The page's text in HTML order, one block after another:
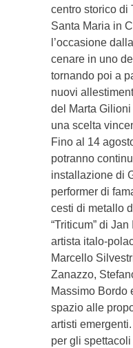
centro storico di
Santa Maria in
l’occasione
cenare in uno
tornando poi a
nuovi
del Marta
una scelta
Fino al 14
potranno
installazione di
performer di
cesti di metallo
“Triticum” di
artista italo-
Marcello
Zanazzo,
Massimo Bordo
spazio alle
artisti
per gli